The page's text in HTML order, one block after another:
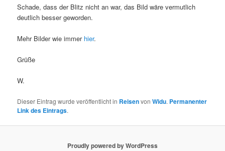
Schade, dass der Blitz nicht an war, das Bild wäre vermutlich
deutlich besser geworden.
Mehr Bilder wie immer hier.
Grüße
W.
Dieser Eintrag wurde veröffentlicht in ReisenvonWidu. Permanenter
Link des Eintrags.
Proudly powered by WordPress